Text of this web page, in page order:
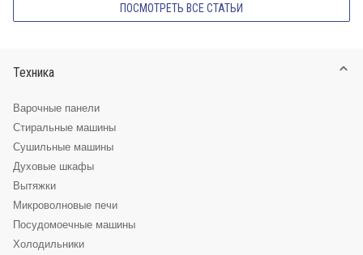
ПОСМОТРЕТЬ ВСЕ СТАТЬИ
Техника
Варочные панели
Стиральные машины
Сушильные машины
Духовые шкафы
Вытяжки
Микроволновые печи
Посудомоечные машины
Холодильники